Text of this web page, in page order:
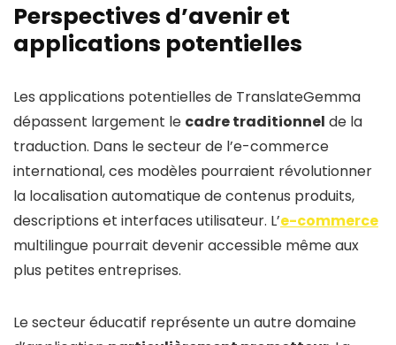
Perspectives d’avenir et
applications potentielles
Les applications potentielles de TranslateGemma
dépassent largement le cadre traditionnel de la
traduction. Dans le secteur de l’e-commerce
international, ces modèles pourraient révolutionner
la localisation automatique de contenus produits,
descriptions et interfaces utilisateur. L’e-commerce
multilingue pourrait devenir accessible même aux
plus petites entreprises.
Le secteur éducatif représente un autre domaine